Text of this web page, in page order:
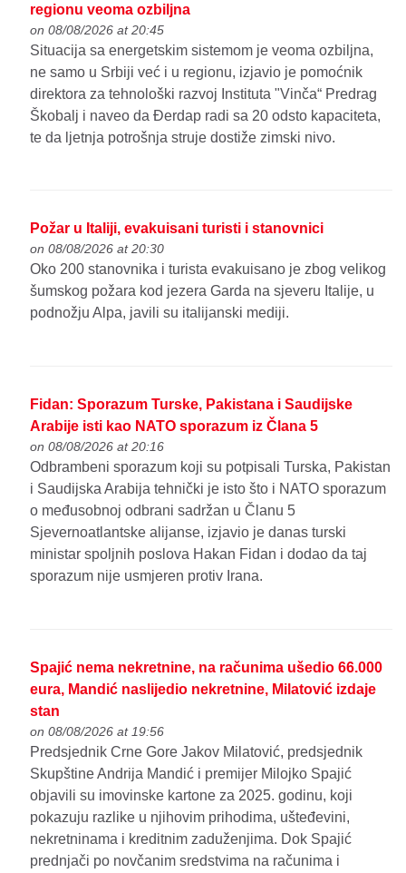
regionu veoma ozbiljna
on 08/08/2026 at 20:45
Situacija sa energetskim sistemom je veoma ozbiljna,
ne samo u Srbiji već i u regionu, izjavio je pomoćnik
direktora za tehnološki razvoj Instituta "Vinča“ Predrag
Škobalj i naveo da Đerdap radi sa 20 odsto kapaciteta,
te da ljetnja potrošnja struje dostiže zimski nivo.
Požar u Italiji, evakuisani turisti i stanovnici
on 08/08/2026 at 20:30
Oko 200 stanovnika i turista evakuisano je zbog velikog
šumskog požara kod jezera Garda na sjeveru Italije, u
podnožju Alpa, javili su italijanski mediji.
Fidan: Sporazum Turske, Pakistana i Saudijske
Arabije isti kao NATO sporazum iz Člana 5
on 08/08/2026 at 20:16
Odbrambeni sporazum koji su potpisali Turska, Pakistan
i Saudijska Arabija tehnički je isto što i NATO sporazum
o međusobnoj odbrani sadržan u Članu 5
Sjevernoatlantske alijanse, izjavio je danas turski
ministar spoljnih poslova Hakan Fidan i dodao da taj
sporazum nije usmjeren protiv Irana.
Spajić nema nekretnine, na računima ušedio 66.000
eura, Mandić naslijedio nekretnine, Milatović izdaje
stan
on 08/08/2026 at 19:56
Predsjednik Crne Gore Jakov Milatović, predsjednik
Skupštine Andrija Mandić i premijer Milojko Spajić
objavili su imovinske kartone za 2025. godinu, koji
pokazuju razlike u njihovim prihodima, ušteđevini,
nekretninama i kreditnim zaduženjima. Dok Spajić
prednjači po novčanim sredstvima na računima i